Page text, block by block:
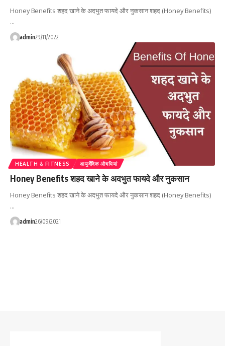
Honey Benefits शहद खाने के अदभुत फायदे और नुकसान शहद (Honey Benefits)
…
admin29/11/2022
HEALTH & FITNESS आयुर्वेदिक औषधियां
Honey Benefits शहद खाने के अदभुत फायदे और नुकसान
Honey Benefits शहद खाने के अदभुत फायदे और नुकसान शहद (Honey Benefits)
…
admin26/09/2021